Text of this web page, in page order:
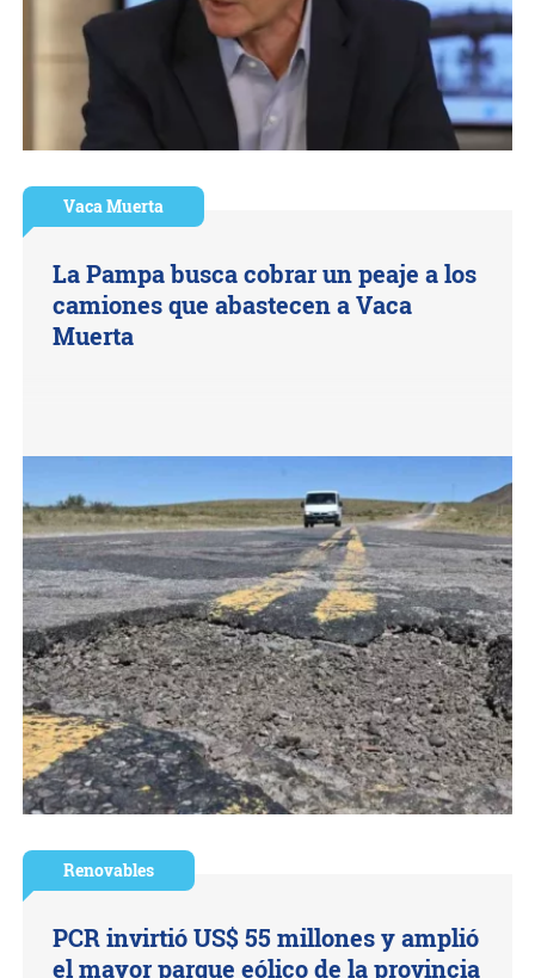
Vaca Muerta
La Pampa busca cobrar un peaje a los
camiones que abastecen a Vaca
Muerta
Renovables
PCR invirtió US$ 55 millones y amplió
el mayor parque eólico de la provincia